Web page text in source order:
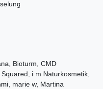
Bioturm, CMD
i m Naturkosmetik,
marie w, Martina